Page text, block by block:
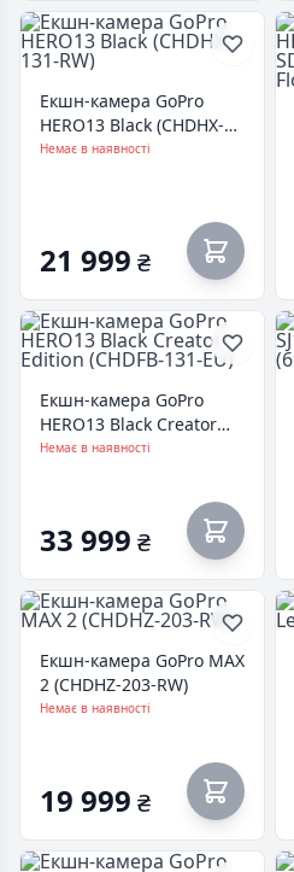
Екшн-камера GoPro
HERO13 Black (CHDHX-
131-RW)
Немає в наявності
21 999 ₴
Екшн-камера GoPro
HERO13 Black Creator
Edition (CHDFB-131-EU)
Немає в наявності
33 999 ₴
Екшн-камера GoPro MAX
2 (CHDHZ-203-RW)
Немає в наявності
19 999 ₴